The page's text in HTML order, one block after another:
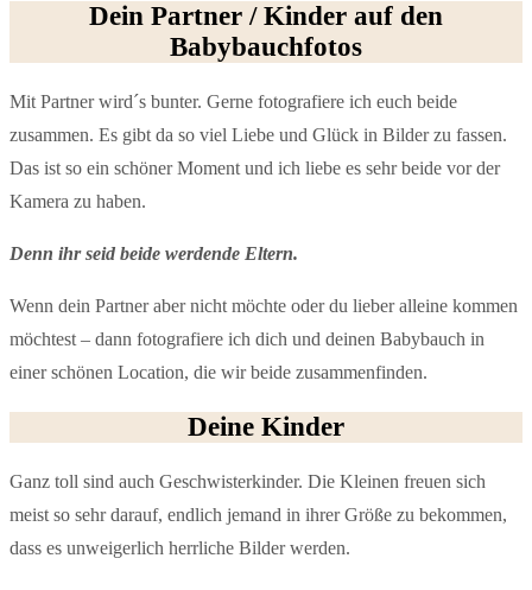
Dein Partner / Kinder auf den
Babybauchfotos
Mit Partner wird´s bunter. Gerne fotografiere ich euch beide
zusammen. Es gibt da so viel Liebe und Glück in Bilder zu fassen.
Das ist so ein schöner Moment und ich liebe es sehr beide vor der
Kamera zu haben.
Denn ihr seid beide werdende Eltern.
Wenn dein Partner aber nicht möchte oder du lieber alleine kommen
möchtest – dann fotografiere ich dich und deinen Babybauch in
einer schönen Location, die wir beide zusammenfinden.
Deine Kinder
Ganz toll sind auch Geschwisterkinder. Die Kleinen freuen sich
meist so sehr darauf, endlich jemand in ihrer Größe zu bekommen,
dass es unweigerlich herrliche Bilder werden.